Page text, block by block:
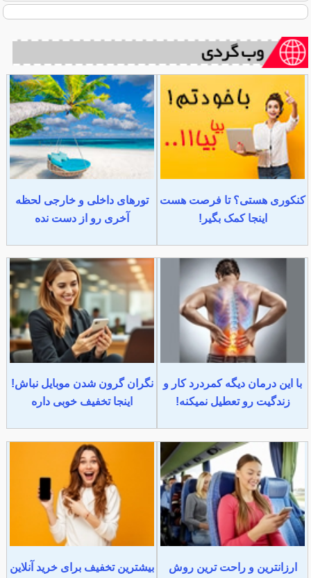
کنکوری هستی؟ تا فرصت هست
اینجا کمک بگیر!
تورهای داخلی و خارجی لحظه
آخری رو از دست نده
با این درمان دیگه کمردرد کار و
زندگیت رو تعطیل نمیکنه!
نگران گرون شدن موبایل نباش!
اینجا تخفیف خوبی داره
ارزانترین و راحت ترین روش
بیشترین تخفیف برای خرید آنلاین